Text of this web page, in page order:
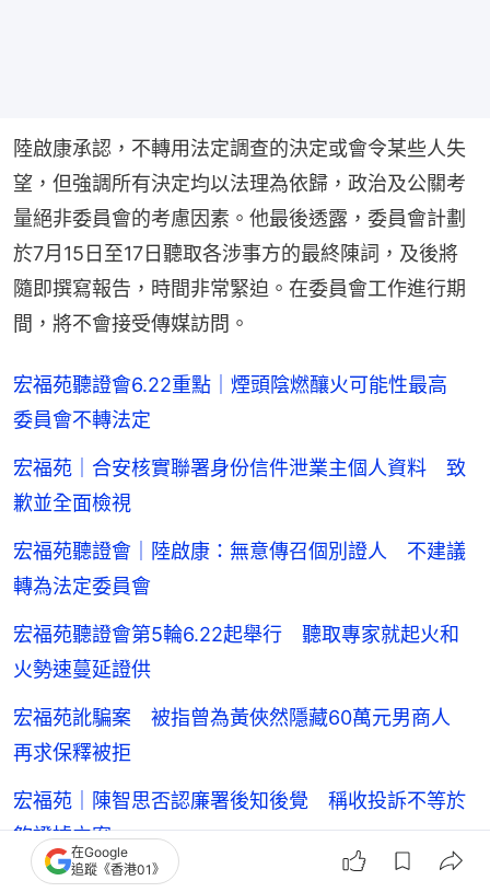
陸啟康承認，不轉用法定調查的決定或會令某些人失
望，但強調所有決定均以法理為依歸，政治及公關考
量絕非委員會的考慮因素。他最後透露，委員會計劃
於7月15日至17日聽取各涉事方的最終陳詞，及後將
隨即撰寫報告，時間非常緊迫。在委員會工作進行期
間，將不會接受傳媒訪問。
宏福苑聽證會6.22重點｜煙頭陰燃釀火可能性最高
委員會不轉法定
宏福苑｜合安核實聯署身份信件泄業主個人資料 致
歉並全面檢視
宏福苑聽證會｜陸啟康：無意傳召個別證人 不建議
轉為法定委員會
宏福苑聽證會第5輪6.22起舉行 聽取專家就起火和
火勢速蔓延證供
宏福苑訛騙案 被指曾為黃俠然隱藏60萬元男商人
再求保釋被拒
宏福苑｜陳智思否認廉署後知後覺 稱收投訴不等於
夠證據立案
宏福苑｜居民擬入稟土審促開業主大會 稱未接合安
在Google
追蹤《香港01》